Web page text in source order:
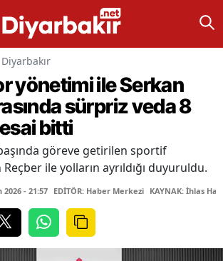
Diyarbakır
yönetimi ile Serkan
sürpriz veda 8
bitti
göreve getirilen sportif
ile yolların ayrıldığı duyuruldu.
2026 - 21:57 EDİTÖR: Haber Merkezi KAYNAK: İhlas